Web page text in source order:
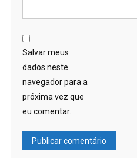
Salvar meus
dados neste
navegador para a
próxima vez que
eu comentar.